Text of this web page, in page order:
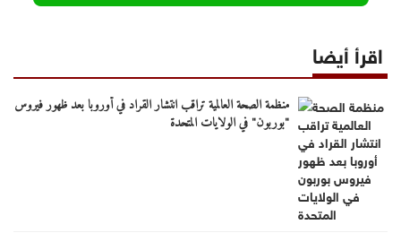
اقرأ أيضا
منظمة الصحة العالمية تراقب انتشار القراد في أوروبا بعد ظهور فيروس
"بوربون" في الولايات المتحدة